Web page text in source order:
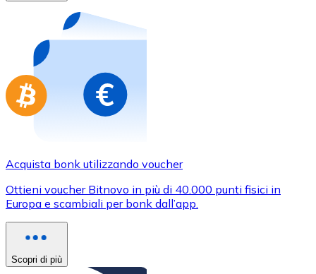
Acquista gift card dei tuoi marchi preferiti con
Vai al negozio di carte regalo
Acquista bonk utilizzando voucher
Ottieni voucher Bitnovo in più di 40.000 punti fisici in
Europa e scambiali per bonk dall’app.
Scopri di più